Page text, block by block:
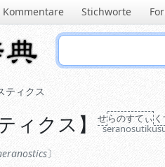
Kommentare Stichworte
ティクス
Theragnostik
ィクス 】 せらのすてぃ